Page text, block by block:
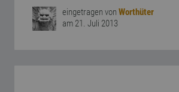
eingetragen vonWorthüter
am 21. Juli 2013